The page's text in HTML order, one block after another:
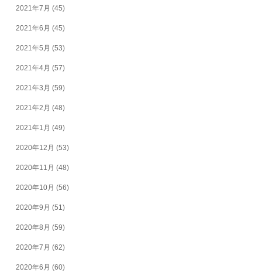
2021年7月 (45)
2021年6月 (45)
2021年5月 (53)
2021年4月 (57)
2021年3月 (59)
2021年2月 (48)
2021年1月 (49)
2020年12月 (53)
2020年11月 (48)
2020年10月 (56)
2020年9月 (51)
2020年8月 (59)
2020年7月 (62)
2020年6月 (60)